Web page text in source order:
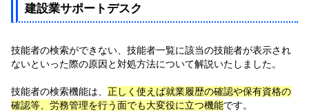
建設業サポートデスク
技能者の検索ができない、技能者一覧に該当の技能者が表示され
ないといった際の原因と対処方法について解説いたしました。
技能者の検索機能は、 正しく使えば就業履歴の確認や保有資格の
確認等、労務管理を行う面でも大変役に立つ機能です。